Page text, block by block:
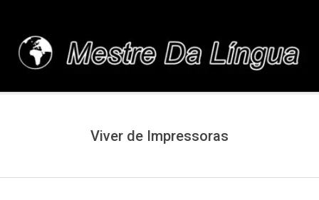
content
Viver de Impressoras